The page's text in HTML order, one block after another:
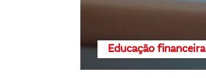
Educação financeira